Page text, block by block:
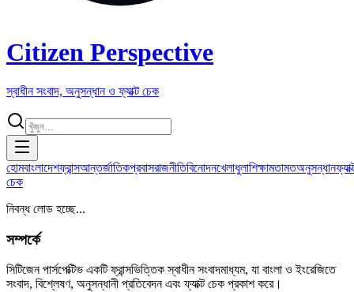
Citizen Perspective
স্বাধীন সংবাদ, অনুসন্ধান ও ফ্যাক্ট চেক
হোমবাংলাদেশফ্রান্সআন্তর্জাতিকপ্রবাসরাজনীতিবিনোদনখেলাধুলাশিক্ষামতামতঅনুসন্ধান
চেক
নিবন্ধ লোড হচ্ছে...
সম্পর্কে
সিটিজেন পার্সপেক্টিভ একটি ফ্রান্সভিত্তিক স্বাধীন সংবাদমাধ্যম, যা বাংলা ও ইংরেজিতে
সংবাদ, বিশ্লেষণ, অনুসন্ধানী প্রতিবেদন এবং ফ্যাক্ট চেক প্রকাশ করে।